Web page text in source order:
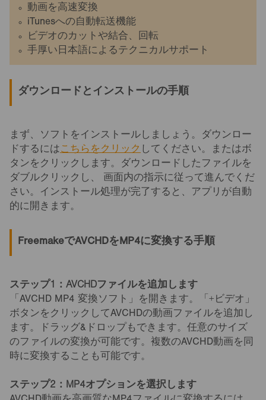
動画を高速変換
iTunesへの自動転送機能
ビデオのカットや結合、回転
手厚い日本語によるテクニカルサポート
ダウンロードとインストールの手順
まず、ソフトをインストールしましょう。ダウンロー
ドするにはこちらをクリックしてください。またはボ
タンをクリックします。ダウンロードしたファイルを
ダブルクリックし、 画面内の指示に従って進んでくだ
さい。インストール処理が完了すると、アプリが自動
的に開きます。
FreemakeでAVCHDをMP4に変換する手順
ステップ1：AVCHDファイルを追加します
「AVCHD MP4 変換ソフト」を開きます。「+ビデオ」
ボタンをクリックしてAVCHDの動画ファイルを追加し
ます。ドラッグ&ドロップもできます。任意のサイズ
のファイルの変換が可能です。複数のAVCHD動画を同
時に変換することも可能です。
ステップ2：MP4オプションを選択します